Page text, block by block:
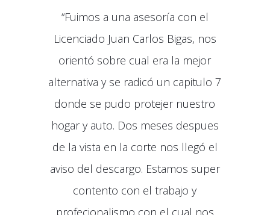
“Fuimos a una asesoría con el
Licenciado Juan Carlos Bigas, nos
orientó sobre cual era la mejor
alternativa y se radicó un capitulo 7
donde se pudo protejer nuestro
hogar y auto. Dos meses despues
de la vista en la corte nos llegó el
aviso del descargo. Estamos super
contento con el trabajo y
profecionalismo con el cual nos